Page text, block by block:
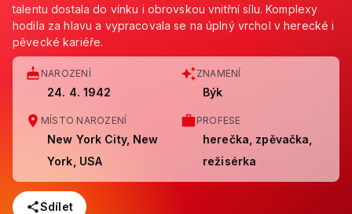
talentu dostala do vínku i obrovskou vnitřní sílu. Komplexy
hodila za hlavu a vypracovala se na úplný vrchol v herecké i
pěvecké kariéře.
NAROZENÍ
24. 4. 1942
ZNAMENÍ
Býk
MÍSTO NAROZENÍ
New York City, New
York, USA
PROFESE
herečka, zpěvačka,
režisérka
Sdílet